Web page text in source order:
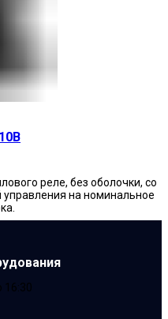
реле, без оболочки, со
на номинальное
16:30